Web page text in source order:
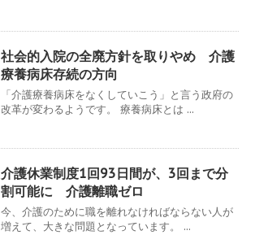
社会的入院の全廃方針を取りやめ 介護
療養病床存続の方向
「介護療養病床をなくしていこう」と言う政府の
改革が変わるようです。 療養病床とは ...
介護休業制度1回93日間が、3回まで分
割可能に 介護離職ゼロ
今、介護のために職を離れなければならない人が
増えて、大きな問題となっています。 ...